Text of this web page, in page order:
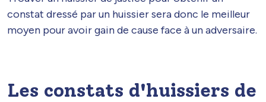
constat dressé par un huissier sera donc le meilleur
moyen pour avoir gain de cause face à un adversaire.
Les constats d'huissiers de